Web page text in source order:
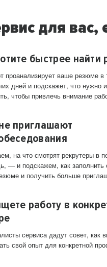
для вас,
быстрее найти
проанализирует ваше резюме в
дней и подскажет, что нужно
чтобы привлечь внимание
приглашают
на что смотрят рекрутеры в
— и подскажем, как заполнить
и получить больше
работу в
сервиса дадут совет, как
свой опыт для конкретной